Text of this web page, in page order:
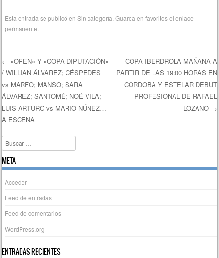
Esta entrada se publicó enSin categoría . Guarda en favoritos elenlace
permanente
Navegación de entradas
← «OPEN» Y «COPA DIPUTACIÓN»
/ WILLIAN ÁLVAREZ; CÉSPEDES
vs MARFO; MANSO; SARA
ÁLVAREZ; SANTOMÉ; NOÉ VILA;
LUIS ARTURO vs MARIO NÚNEZ…
A ESCENA
COPA IBERDROLA MAÑANA A
PARTIR DE LAS 19:00 HORAS EN
CORDOBA Y ESTELAR DEBUT
PROFESIONAL DE RAFAEL
LOZANO →
Buscar
META
Acceder
Feed de entradas
Feed de comentarios
WordPress.org
ENTRADAS RECIENTES